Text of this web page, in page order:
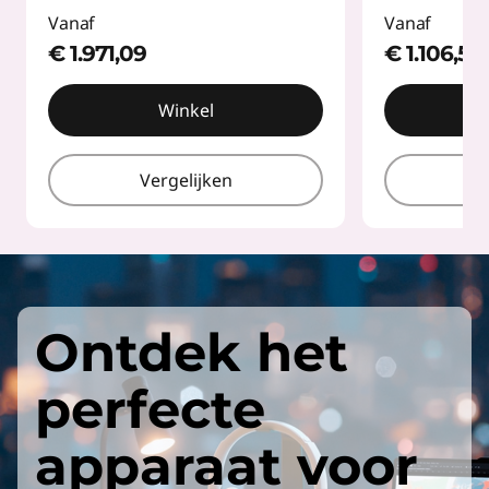
Vanaf
€ 1.971,09
Winkel
Vergelijken
Vanaf
€ 1.106,52
Ontdek het
perfecte
apparaat voor